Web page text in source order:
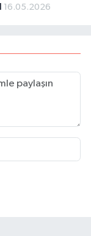
16.05.2026